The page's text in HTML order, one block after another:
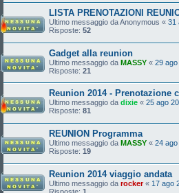
LISTA PRENOTAZIONI
Ultimo messaggio daAnonymous « 31
Risposte: 52
Gadget alla reunion
Ultimo messaggio da MASSY « 29
Risposte: 21
Reunion 2014 - Prenotazione
Ultimo messaggio da dixie « 25 ago
Risposte: 81
REUNION Programma
Ultimo messaggio da MASSY « 24
Risposte: 19
Reunion 2014 viaggio andata
Ultimo messaggio da rocker« 17 ago